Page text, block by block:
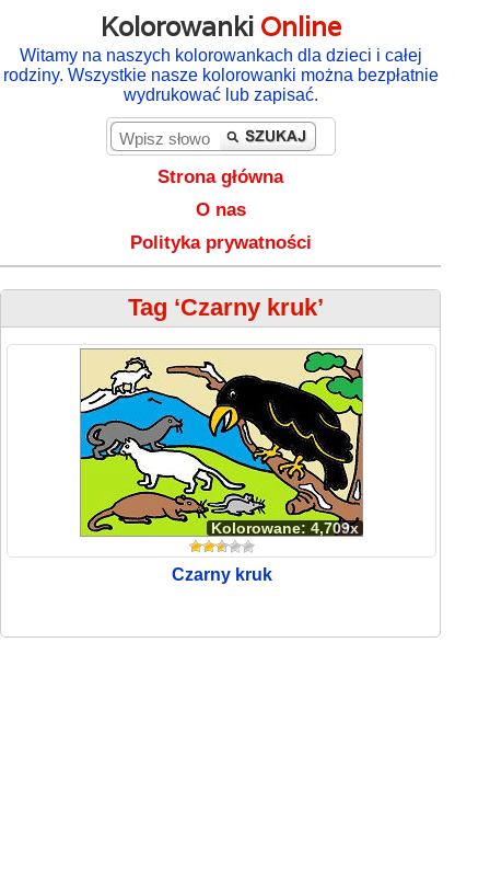
Kolorowanki Online
Witamy na naszych kolorowankach dla dzieci i całej
rodziny. Wszystkie nasze kolorowanki można bezpłatnie
wydrukować lub zapisać.
Strona główna
O nas
Polityka prywatności
Tag ‘Czarny kruk’
Kolorowane: 4,709x
Czarny kruk